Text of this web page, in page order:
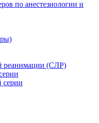
по анестезиологии и
реанимации (СЛР)
серии